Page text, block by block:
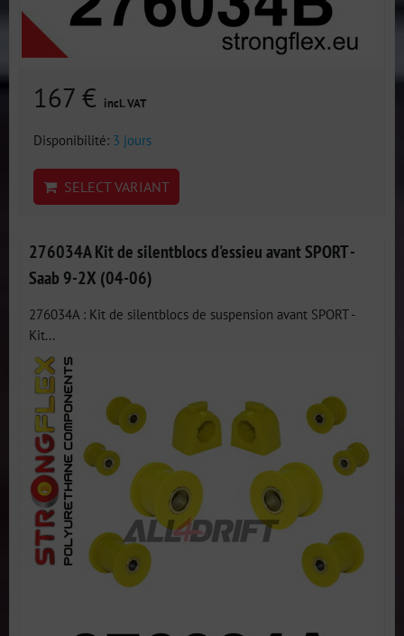
167 € incl. VAT
Disponibilité: 3 jours
SELECT VARIANT
276034A Kit de silentblocs d'essieu avant SPORT -
Saab 9-2X (04-06)
276034A : Kit de silentblocs de suspension avant SPORT -
Kit...